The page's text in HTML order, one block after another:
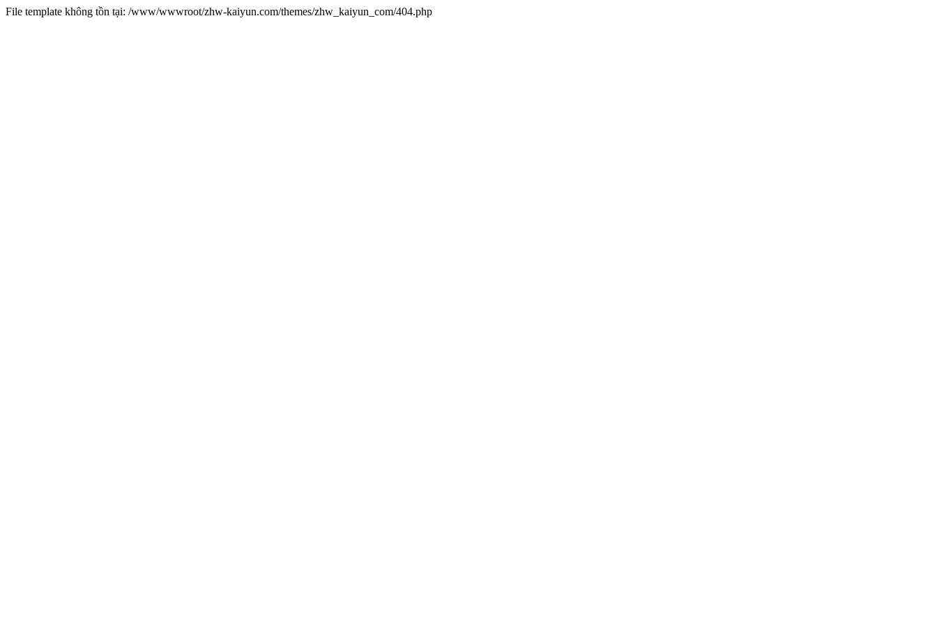
File template không tồn tại: /www/wwwroot/zhw-kaiyun.com/themes/zhw_kaiyun_com/404.php